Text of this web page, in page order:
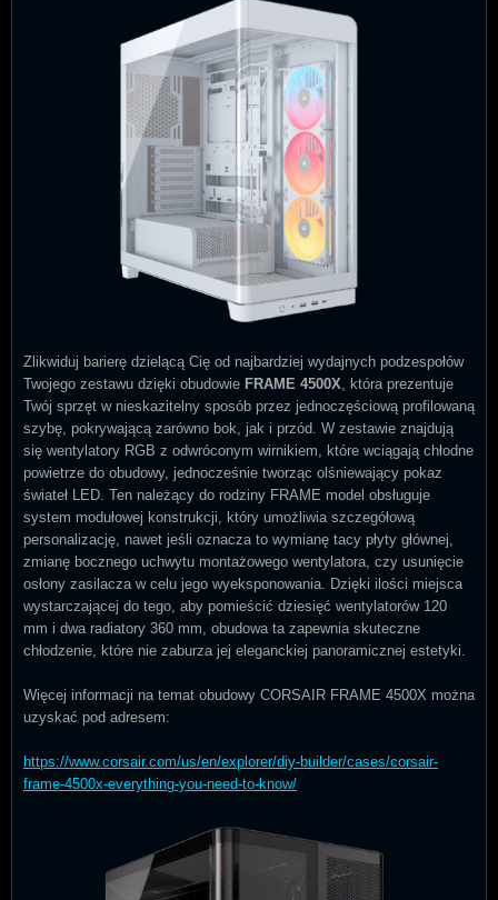
Zlikwiduj barierę dzielącą Cię od najbardziej wydajnych podzespołów
Twojego zestawu dzięki obudowie FRAME 4500X, która prezentuje
Twój sprzęt w nieskazitelny sposób przez jednoczęściową profilowaną
szybę, pokrywającą zarówno bok, jak i przód. W zestawie znajdują
się wentylatory RGB z odwróconym wirnikiem, które wciągają chłodne
powietrze do obudowy, jednocześnie tworząc olśniewający pokaz
świateł LED. Ten należący do rodziny FRAME model obsługuje
system modułowej konstrukcji, który umożliwia szczegółową
personalizację, nawet jeśli oznacza to wymianę tacy płyty głównej,
zmianę bocznego uchwytu montażowego wentylatora, czy usunięcie
osłony zasilacza w celu jego wyeksponowania. Dzięki ilości miejsca
wystarczającej do tego, aby pomieścić dziesięć wentylatorów 120
mm i dwa radiatory 360 mm, obudowa ta zapewnia skuteczne
chłodzenie, które nie zaburza jej eleganckiej panoramicznej estetyki.
Więcej informacji na temat obudowy CORSAIR FRAME 4500X można
uzyskać pod adresem:
https://www.corsair.com/us/en/explorer/diy-builder/cases/corsair-
frame-4500x-everything-you-need-to-know/